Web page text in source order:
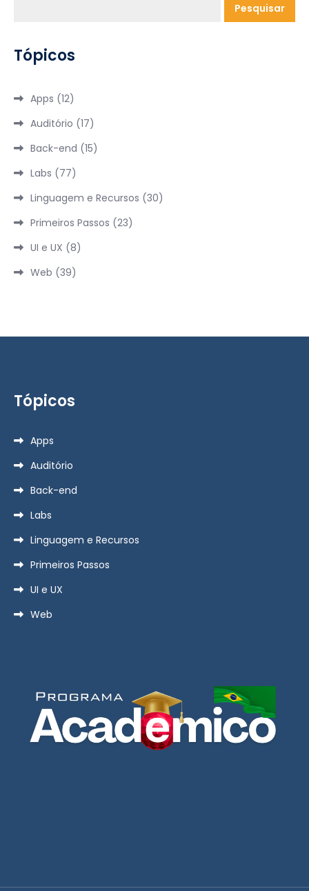
Pesquisar
Tópicos
Apps (12)
Auditório (17)
Back-end (15)
Labs (77)
Linguagem e Recursos (30)
Primeiros Passos (23)
UI e UX (8)
Web (39)
Tópicos
Apps
Auditório
Back-end
Labs
Linguagem e Recursos
Primeiros Passos
UI e UX
Web